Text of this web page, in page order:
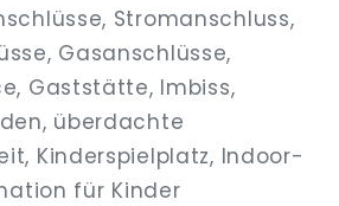
Stromanschluss,
Gasanschlüsse,
Gaststätte, Imbiss,
überdachte
Kinderspielplatz, Indoor-
für Kinder